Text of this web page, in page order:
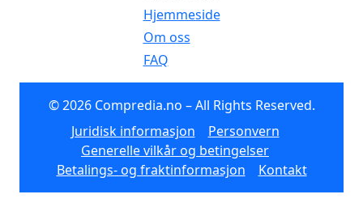
Hjemmeside
Om oss
FAQ
© 2026 Compredia.no – All Rights Reserved.
Juridisk informasjon
Personvern
Generelle vilkår og betingelser
Betalings- og fraktinformasjon
Kontakt